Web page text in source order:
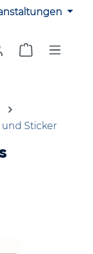
0 Produkte auf
Warenkorb
und Sticker